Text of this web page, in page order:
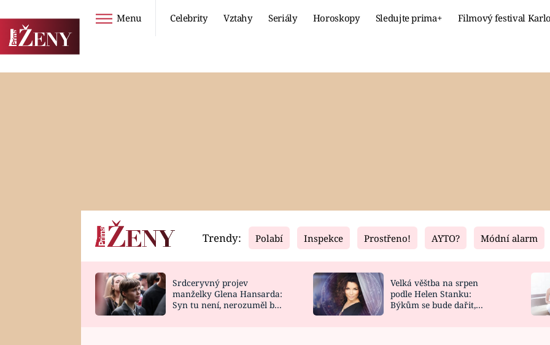
Menu Celebrity Vztahy Seriály Horoskopy Sledujte prima+ Filmový festival
Horoskopy
HOROSKOP NA
Video
CELEBRITY
VAŘENÍ
Fresh
NOVINKY
VIDEORECEPTY
Living
DESIGN
Trendy: Polabí Inspekce Prostřeno! AYTO? Módní alarm
Srdceryvný projev
manželky Glena Hansarda:
Syn tu není, nerozuměl by
Velká věštba na srpen
podle Helen Stanku:
Býkům se bude dařit,